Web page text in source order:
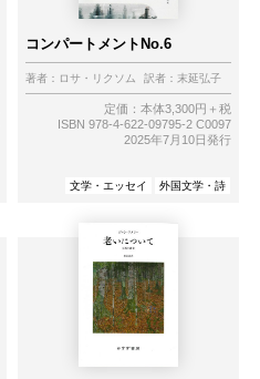
コンパートメントNo.6
著者： ロサ・リクソム 訳者： 末延弘子
定価：本体3,300円＋税
ISBN 978-4-622-09795-2 C0097
2025年7月10日発行
文学・エッセイ 外国文学・詩